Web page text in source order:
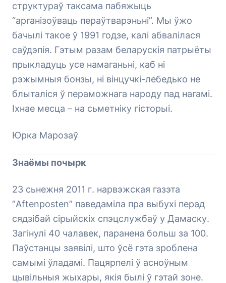
структураў таксама пабяжыць
“арганізоўваць пераўтварэньні”. Мы ўжо
бачылі такое ў 1991 годзе, калі абвалілася
саўдэпія. Гэтым разам беларускія патрыёты
прыкладуць усе намаганьні, каб ні
рэжымныя бонзы, ні вінцучкі-лебедько не
блыталіся ў пераможнага народу пад нагамі.
Іхнае месца – на сьметніку гісторыі.
Юрка Марозаў
Знаёмы почырк
23 сьнежня 2011 г. нарвэжская газэта
“Aftenposten” паведаміла пра выбухі перад
сядзібай сірыйскіх спэцслужбаў у Дамаску.
Загінулі 40 чалавек, паранена больш за 100.
Паўстанцы заявілі, што ўсё гэта зроблена
самымі ўладамі. Пацярпелі ў асноўным
цывільныя жыхары, якія былі ў гэтай зоне.